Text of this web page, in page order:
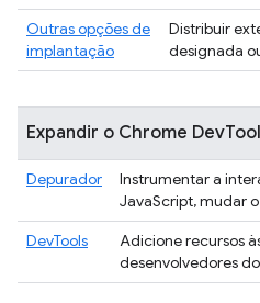
Outras opções de
implantação
Distribuir
designada
Expandir o Chrome
Depurador
Instrumentar a
JavaScript, mudar o
DevTools
Adicione recursos
desenvolvedores